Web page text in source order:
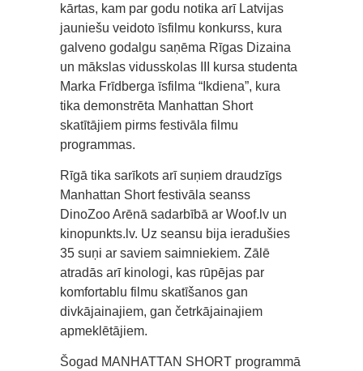
kārtas, kam par godu notika arī Latvijas
jauniešu veidoto īsfilmu konkurss, kura
galveno godalgu saņēma Rīgas Dizaina
un mākslas vidusskolas III kursa studenta
Marka Frīdberga īsfilma “Ikdiena”, kura
tika demonstrēta Manhattan Short
skatītājiem pirms festivāla filmu
programmas.
Rīgā tika sarīkots arī suņiem draudzīgs
Manhattan Short festivāla seanss
DinoZoo Arēnā sadarbībā ar Woof.lv un
kinopunkts.lv. Uz seansu bija ieradušies
35 suņi ar saviem saimniekiem. Zālē
atradās arī kinologi, kas rūpējas par
komfortablu filmu skatīšanos gan
divkājainajiem, gan četrkājainajiem
apmeklētājiem.
Šogad MANHATTAN SHORT programmā